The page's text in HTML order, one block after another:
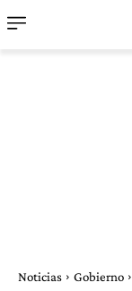
Noticias Gobierno